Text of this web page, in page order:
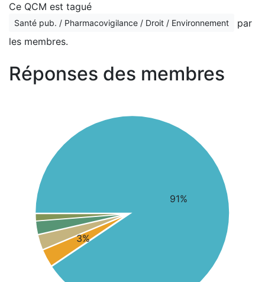
Ce QCM est tagué
Santé pub. / Pharmacovigilance / Droit / Environnement
par
les membres.
Réponses des membres
91%
3%